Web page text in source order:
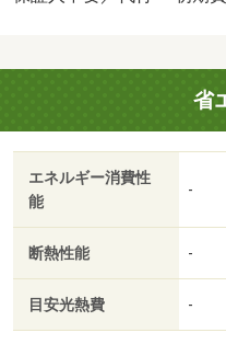
ュリティ会社加入済／プ
説 対応物件／初期費用省
エネルギー消費性
能
-
断熱性能 -
目安光熱費 -